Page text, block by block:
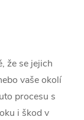
že se jejich
vaše okolí
procesu s
i škod v